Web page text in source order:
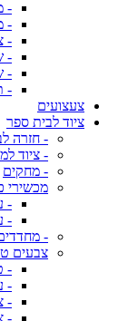
-
-
-
-
-
-
צעצועים
ציוד לבית ספר
- חזרה
- ציוד
- מחקים
מכשירי
-
-
-
צבעים
-
-
-
-